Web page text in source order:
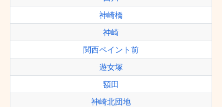
神崎橋
神崎
関西ペイント前
遊女塚
額田
神崎北団地